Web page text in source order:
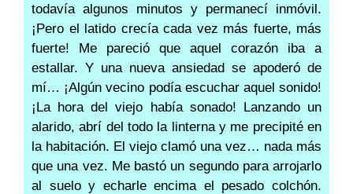
todavía algunos minutos y permanecí inmóvil.
¡Pero el latido crecía cada vez más fuerte, más
fuerte! Me pareció que aquel corazón iba a
estallar. Y una nueva ansiedad se apoderó de
mí… ¡Algún vecino podía escuchar aquel sonido!
¡La hora del viejo había sonado! Lanzando un
alarido, abrí del todo la linterna y me precipité en
la habitación. El viejo clamó una vez… nada más
que una vez. Me bastó un segundo para arrojarlo
al suelo y echarle encima el pesado colchón.